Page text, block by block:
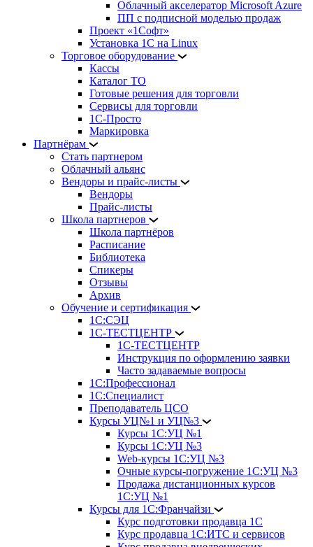
Облачный акселератор Microsoft Azure
ПП с подписной моделью продаж
Проект «1Софт»
Установка 1С на Linux
Торговое оборудование
Кассы
Каталог ТО
Готовые решения для торговли
Сервисы для торговли
1С-Просто
Маркировка
Партнёрам
Стать партнером
Облачный альянс
Вендоры и прайс-листы
Вендоры
Прайс-листы
Школа партнеров
Школа партнёров
Расписание
Библиотека
Спикеры
Отзывы
Архив
Обучение и сертификация
1С:СЭЦ
1С-ТЕСТЦЕНТР
1С-ТЕСТЦЕНТР
Инструкция по оформлению заявки
Часто задаваемые вопросы
1С:Профессионал
1С:Специалист
Преподаватель ЦСО
Курсы УЦ№1 и УЦ№3
Курсы 1С:УЦ №1
Курсы 1С:УЦ №3
Web-курсы 1С:УЦ №3
Очные курсы-погружение 1С:УЦ №3
Продажа дистанционных курсов
1С:УЦ №1
Курсы для 1С:Франчайзи
Курс подготовки продавца 1С
Курс продавца 1С:ИТС и сервисов